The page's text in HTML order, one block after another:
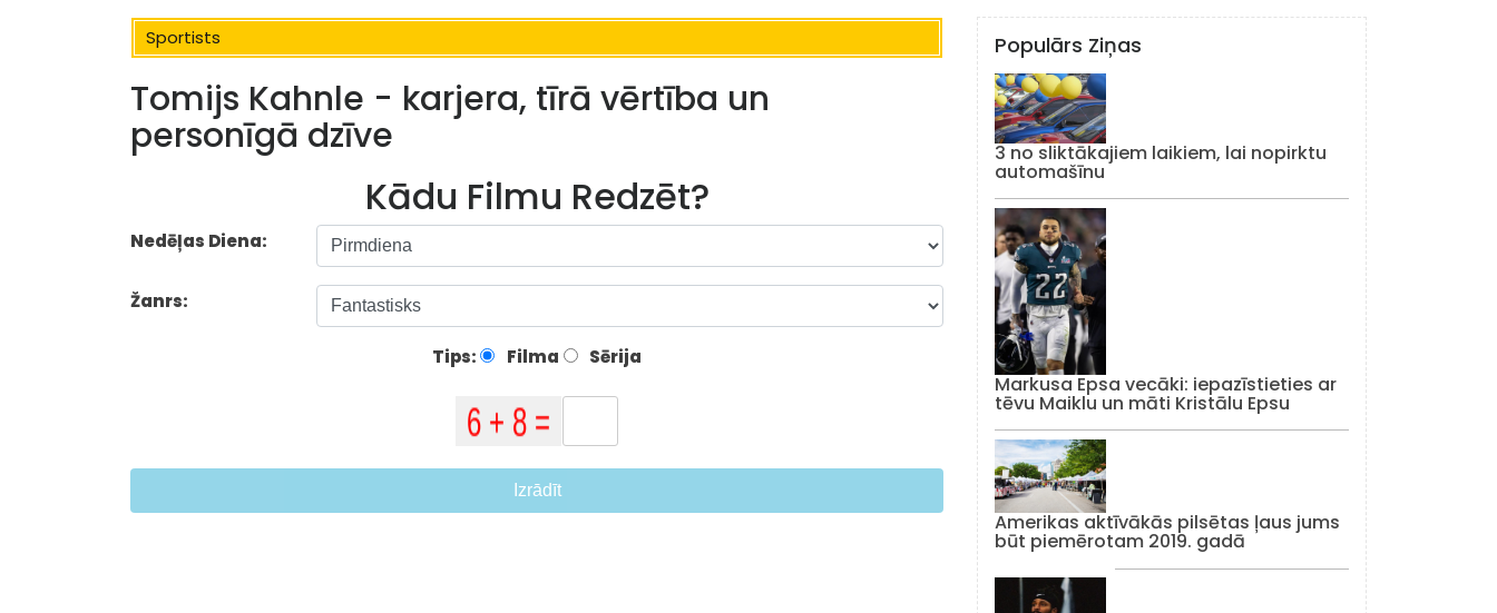
Sportists
Tomijs Kahnle - karjera, tīrā vērtība un
personīgā dzīve
Kādu Filmu Redzēt?
Nedēļas Diena:
Žanrs:
Tips: Filma Sērija
Izrādīt
Populārs Ziņas
3 no sliktākajiem laikiem, lai nopirktu
automašīnu
Markusa Epsa vecāki: iepazīstieties ar
tēvu Maiklu un māti Kristālu Epsu
Amerikas aktīvākās pilsētas ļaus jums
būt piemērotam 2019. gadā